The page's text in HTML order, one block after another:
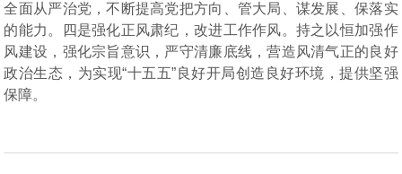
全面从严治党，不断提高党把方向、管大局、谋发展、保落实
的能力。
四是强化正风肃纪，改进工作作风。持之以恒加强作
风建设，强化宗旨意识，严守清廉底线，营造风清气正的良好
政治生态，为实现“十五五”良好开局创造良好环境，提供坚强
保障。